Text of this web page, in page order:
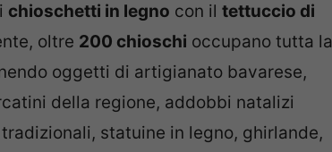
chioschetti in legno con il tettuccio di
oltre 200 chioschi occupano tutta la
oggetti di artigianato bavarese,
della regione, addobbi natalizi
statuine in legno, ghirlande,